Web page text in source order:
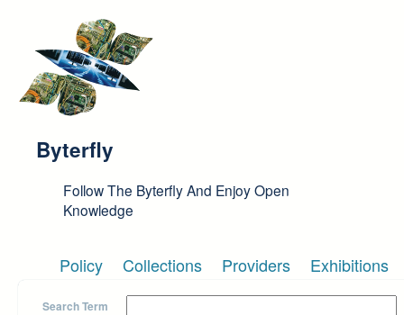
Byterfly
Follow The Byterfly And Enjoy Open
Knowledge
Policy Collections Providers Exhibitions
Search Term